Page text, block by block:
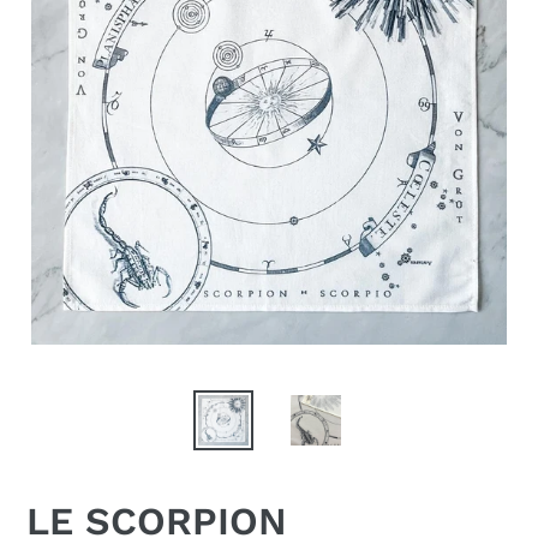
LE SCORPION